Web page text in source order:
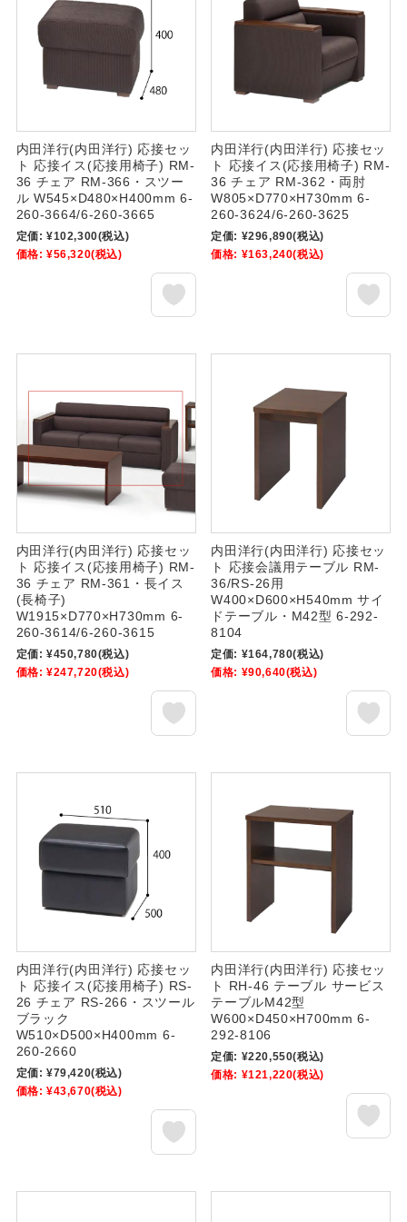
内田洋行(内田洋行) 応接セッ
ト 応接イス(応接用椅子) RM-
36 チェア RM-366・スツー
ル W545×D480×H400mm 6-
260-3664/6-260-3665
定価: ¥102,300(税込)
価格: ¥56,320(税込)
内田洋行(内田洋行) 応接セッ
ト 応接イス(応接用椅子) RM-
36 チェア RM-362・両肘
W805×D770×H730mm 6-
260-3624/6-260-3625
定価: ¥296,890(税込)
価格: ¥163,240(税込)
内田洋行(内田洋行) 応接セッ
ト 応接イス(応接用椅子) RM-
36 チェア RM-361・長イス
(長椅子)
W1915×D770×H730mm 6-
260-3614/6-260-3615
定価: ¥450,780(税込)
価格: ¥247,720(税込)
内田洋行(内田洋行) 応接セッ
ト 応接会議用テーブル RM-
36/RS-26用
W400×D600×H540mm サイ
ドテーブル・M42型 6-292-
8104
定価: ¥164,780(税込)
価格: ¥90,640(税込)
内田洋行(内田洋行) 応接セッ
ト 応接イス(応接用椅子) RS-
26 チェア RS-266・スツール
ブラック
W510×D500×H400mm 6-
260-2660
定価: ¥79,420(税込)
価格: ¥43,670(税込)
内田洋行(内田洋行) 応接セッ
ト RH-46 テーブル サービス
テーブルM42型
W600×D450×H700mm 6-
292-8106
定価: ¥220,550(税込)
価格: ¥121,220(税込)